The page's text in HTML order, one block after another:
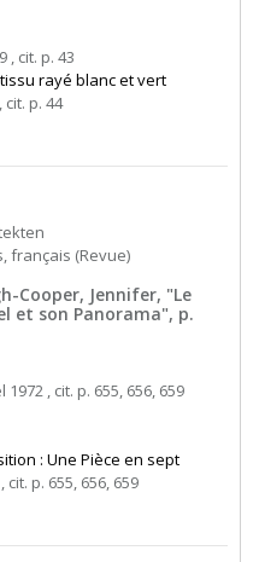
, cit. p. 43
rayé blanc et vert
cit. p. 44
français (Revue)
Cooper, Jennifer, "Le
et son Panorama", p.
1972 , cit. p. 655, 656, 659
: Une Pièce en sept
cit. p. 655, 656, 659